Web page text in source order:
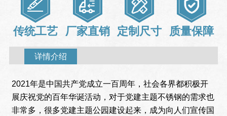
传统工艺 厂家直销 定制尺寸 质量保障
详情介绍
2021年是中国共产党成立一百周年，社会各界都积极开
展庆祝党的百年华诞活动，对于党建主题不锈钢的需求也
非常多，很多党建主题公园建设起来，成为向人们宣传国